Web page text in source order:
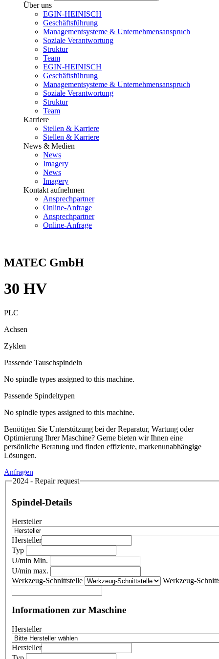
Über uns
EGIN-HEINISCH
Geschäftsführung
Managementsysteme & Unternehmensanspruch
Soziale Verantwortung
Struktur
Team
EGIN-HEINISCH
Geschäftsführung
Managementsysteme & Unternehmensanspruch
Soziale Verantwortung
Struktur
Team
Karriere
Stellen & Karriere
Stellen & Karriere
News & Medien
News
Imagery
News
Imagery
Kontakt aufnehmen
Ansprechpartner
Online-Anfrage
Ansprechpartner
Online-Anfrage
MATEC GmbH
30 HV
PLC
Achsen
Zyklen
Passende Tauschspindeln
No spindle types assigned to this machine.
Passende Spindeltypen
No spindle types assigned to this machine.
Benötigen Sie Unterstützung bei der Reparatur, Wartung oder
Optimierung Ihrer Maschine? Gerne bieten wir Ihnen eine
persönliche Beratung und finden effiziente, markenunabhängige
Lösungen.
Anfragen
2024 - Repair request
Spindel-Details
Hersteller
Hersteller
Typ
U/min Min.
U/min max.
Werkzeug-Schnittstelle
Werkzeug-
Informationen zur Maschine
Hersteller
Hersteller